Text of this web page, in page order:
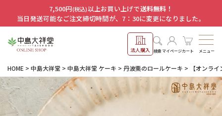
7,500円(税込)以上お買い上げで送料無料！
当日発送可能なご注文締切時間が、7：30に変更になりました。
法人購入 検索マイページカート メニュー
HOME 中島大祥堂 中島大祥堂 ケーキ 丹波栗のロールケーキ 【オンラ